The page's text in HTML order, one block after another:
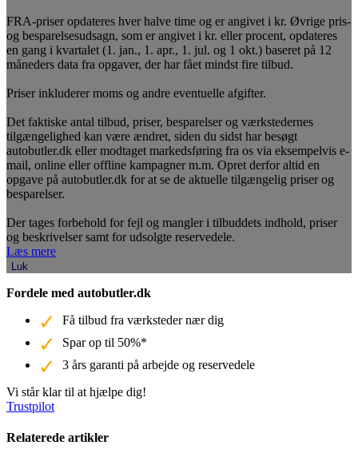
FRA-priser opdateres hver halve time og er angivet i kr. Øvrige pris-
og besparelsesudsagn, som er angivet i kr. eller procent, opdateres
en gang i kvartalet (1. jan., 1. apr., 1. jul. og 1 okt.) baseret på 12
måneders data fra opgaver, der har fået mindst fire tilbud.
Priser inkluderer moms og andre eventuelle afgifter.
Det faktiske antal tilbud, priser, besparelser og værkstedernes
tilgængelighed kan være ændret, siden du sidst har besøgt
autobutler.dk eller modtaget markedsføring fra os via eksempelvis e-
mail, online eller offline kampagner m.m. Opret derfor altid en
opgave på autobutler.dk for at se de aktuelle tilgængelig priser og
besparelser.
Der tages forbehold for fejl og mangler i tilbuddets indhold, priser
og beskrivelser samt for udsolgte reservedele.
Læs mere
Luk
Fordele med autobutler.dk
Få tilbud fra værksteder nær dig
Spar op til 50%*
3 års garanti på arbejde og reservedele
Vi står klar til at hjælpe dig!
Trustpilot
Relaterede artikler